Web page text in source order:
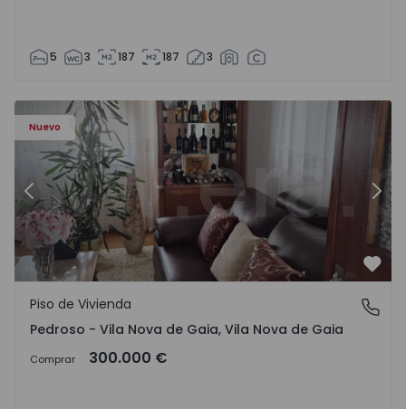
5 3 187 187 3
Nuevo
- 1575635 - 12
Piso de Vivienda T6 Vila Nova de Gaia, Pedroso e
Anterior
Pedroso - Vila Nova de Gaia, Vila Nova de Gaia
Piso de Vivienda
Pedroso - Vila Nova de Gaia, Vila Nova de Gaia
Comprar 300.000 €